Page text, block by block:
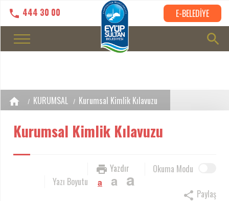
444 30 00 E-BELEDİYE
KURUMSAL Kurumsal Kimlik Kılavuzu
Kurumsal Kimlik Kılavuzu
Okuma Modu
Yazdır
Yazı Boyutu
a a a
Paylaş